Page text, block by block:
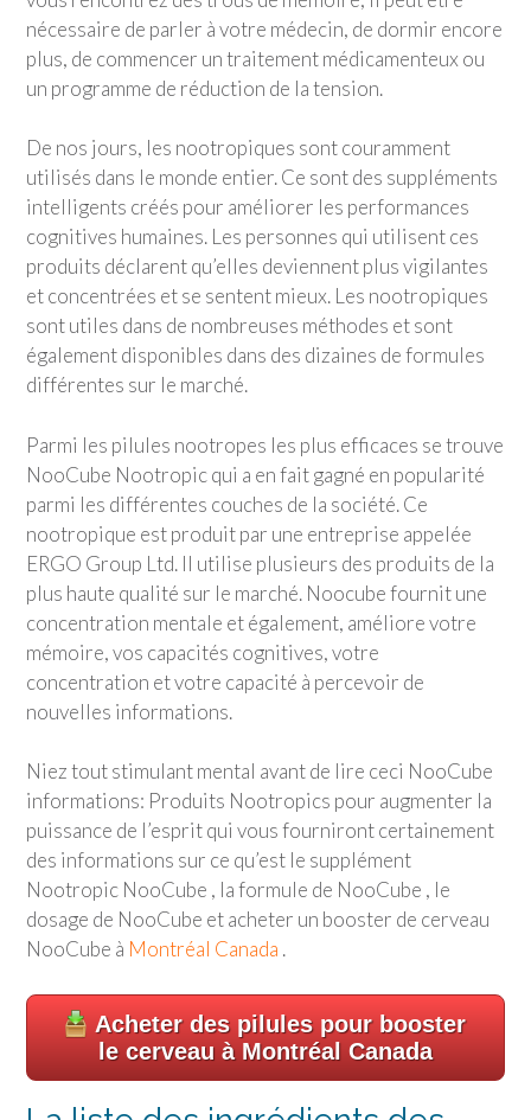
nécessaire de parler à votre médecin, de dormir encore
plus, de commencer un traitement médicamenteux ou
un programme de réduction de la tension.
De nos jours, les nootropiques sont couramment
utilisés dans le monde entier. Ce sont des suppléments
intelligents créés pour améliorer les performances
cognitives humaines. Les personnes qui utilisent ces
produits déclarent qu’elles deviennent plus vigilantes
et concentrées et se sentent mieux. Les nootropiques
sont utiles dans de nombreuses méthodes et sont
également disponibles dans des dizaines de formules
différentes sur le marché.
Parmi les pilules nootropes les plus efficaces se trouve
NooCube Nootropic qui a en fait gagné en popularité
parmi les différentes couches de la société. Ce
nootropique est produit par une entreprise appelée
ERGO Group Ltd. Il utilise plusieurs des produits de la
plus haute qualité sur le marché. Noocube fournit une
concentration mentale et également, améliore votre
mémoire, vos capacités cognitives, votre
concentration et votre capacité à percevoir de
nouvelles informations.
Niez tout stimulant mental avant de lire ceci NooCube
informations: Produits Nootropics pour augmenter la
puissance de l’esprit qui vous fourniront certainement
des informations sur ce qu’est le supplément
Nootropic NooCube , la formule de NooCube , le
dosage de NooCube et acheter un booster de cerveau
NooCube à Montréal Canada .
Acheter des pilules pour booster
le cerveau à Montréal Canada